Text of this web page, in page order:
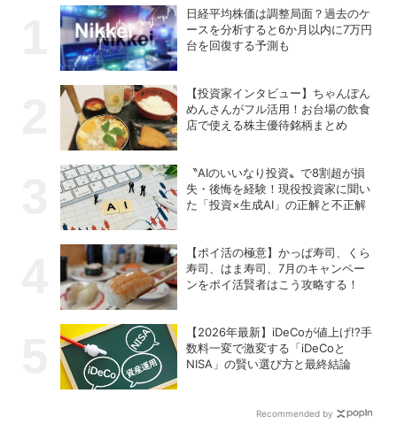
日経平均株価は調整局面？過去のケ
ースを分析すると6か月以内に7万円
台を回復する予測も
【投資家インタビュー】ちゃんぽん
めんさんがフル活用！お台場の飲食
店で使える株主優待銘柄まとめ
〝AIのいいなり投資〟で8割超が損
失・後悔を経験！現役投資家に聞い
た「投資×生成AI」の正解と不正解
【ポイ活の極意】かっぱ寿司、くら
寿司、はま寿司、7月のキャンペー
ンをポイ活賢者はこう攻略する！
【2026年最新】iDeCoが値上げ!?手
数料一変で激変する「iDeCoと
NISA」の賢い選び方と最終結論
Recommended by